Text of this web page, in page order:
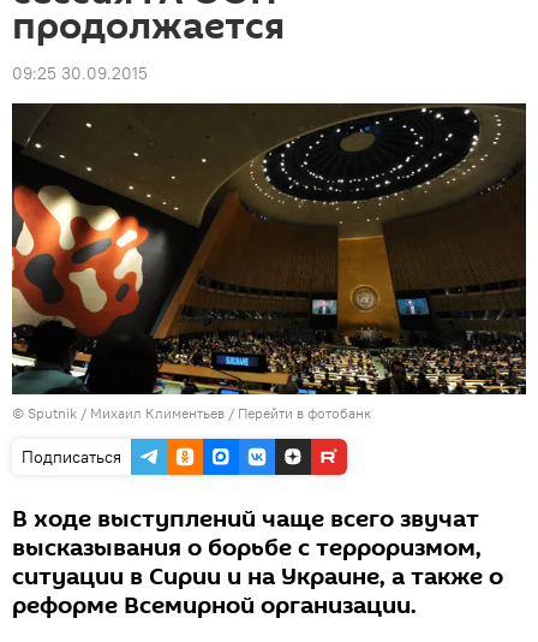
продолжается
09:25 30.09.2015
© Sputnik / Михаил Климентьев / Перейти в фотобанк
Подписаться
В ходе выступлений чаще всего звучат
высказывания о борьбе с терроризмом,
ситуации в Сирии и на Украине, а также о
реформе Всемирной организации.